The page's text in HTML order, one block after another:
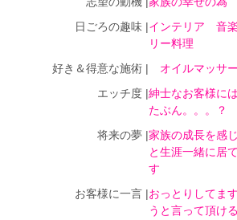
日ごろの趣味 |インテリア 音
リー料理
好き＆得意な施術 | オイルマッサ
エッチ度 |紳士なお客様に
たぶん。。。？
将来の夢 |家族の成長を感
と生涯一緒に居
す
お客様に一言 |おっとりしてま
うと言って頂け